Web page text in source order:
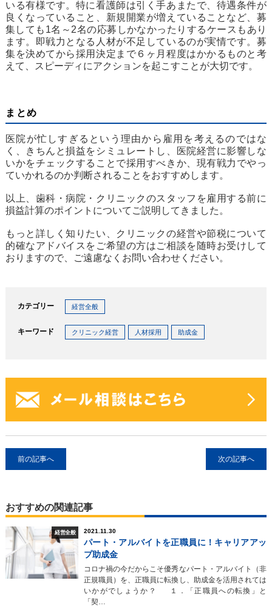
いる有様です。特に看護師は引く手あまたで、待遇条件が
良くなっていること、新規開業が増えていることなど、募
集しても1名～2名の応募しかなかったりするケースもあり
ます。即戦力となる人材が不足しているのが実情です。募
集を決めてから採用決定まで６ヶ月程度はかかるものと考
えて、スピーディにアクションを起こすことが大切です。
まとめ
医院が忙しすぎるという理由から雇用を考えるのではな
く、きちんと損益をシミュレートし、医院経営に影響しな
いかをチェックすることで採用すべきか、現有戦力でやっ
ていかれるのか判断されることをおすすめします。
以上、歯科・病院・クリニックのスタッフを雇用する前に
損益計算のポイントについてご説明してきました。
もっと詳しく知りたい、クリニックの経営や節税について
的確なアドバイスをご希望の方はご相談を随時お受けして
おりますので、ご遠慮なくお問い合わせください。
カテゴリー 経営全般
キーワード クリニック経営 人材採用 助成金
前の記事へ 次の記事へ
おすすめの関連記事
経営全般 2021.11.30
パート・アルバイトを正職員に！キャリアアッ
プ助成金
コロナ禍の今だからこそ優秀なパート・アルバイト（非
正規職員）を、正職員に転換し、助成金を活用されては
いかがでしょうか？ １．「正職員への転換」と
「契…